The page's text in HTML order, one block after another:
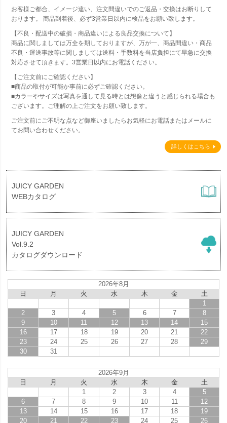
お客様ご都合、イメージ違い、注文間違いでのご返品・交換はお断りして
おります。 商品到着後、必ず3営業日以内に検品をお願い致します。
【不良・配送中の破損・商品違いによる良品交換について】
商品に関しましては万全を期しておりますが、万が一、商品間違い・商品
不良・運送事故等に関しましては送料・手数料を当店負担にて早急に交換
対応させて頂きます。3営業日以内にお電話ください。
【ご注文前にご確認ください】
■商品の取付が可能か事前に必ずご確認ください。
■カラーやサイズは写真を通して見る時とは想像と違うと感じられる場合も
ございます。ご理解の上ご注文をお願い致します。
ご注文前にご不明な点など御座いましたらお気軽にお電話またはメールに
てお問い合わせください。
詳しくはこちら
JUICY GARDEN
WEBカタログ
JUICY GARDEN
Vol.9.2
カタログダウンロード
2026年8月
日
月 火 水 木 金
土
1
2
3 4 5 6 7
8
9
10 11 12 13 14
15
16
17 18 19 20 21
22
23
24 25 26 27 28
29
30
31
2026年9月
日
月 火 水 木 金
土
1
2 3 4
5
6
7 8 9 10 11
12
13
14 15 16 17 18
19
20
21 22 23 24 25 26